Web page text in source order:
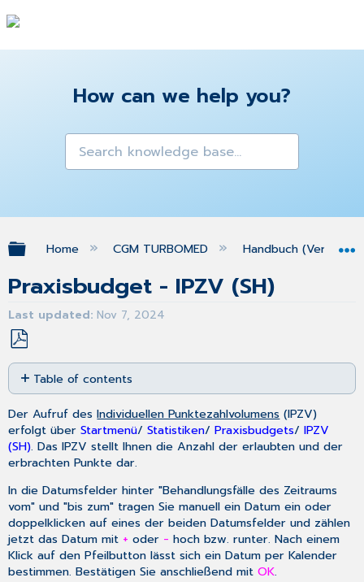
How can we help you?
Expand/collapse global hierarchy
Home CGM TURBOMED Handbuch (Version
Praxisbudget - IPZV (SH)
Last updated Nov 7, 2024
Save
as
PDF
Table of contents
des
Laborbudgets
berechnen
Einstellungen
des
IPZVs
Der Aufruf desIndividuellen Punktezahlvolumens (IPZV)
erfolgt überStartmenü/Statistiken/Praxisbudgets/IPZV
(SH). Das IPZV stellt Ihnen die Anzahl der erlaubten und der
erbrachten Punkte dar.
In die Datumsfelder hinter "Behandlungsfälle des Zeitraums
vom" und "bis zum" tragen Sie manuell ein Datum ein oder
doppelklicken auf eines der beiden Datumsfelder und zählen
jetzt das Datum mit + oder - hoch bzw. runter. Nach einem
Klick auf den Pfeilbutton lässt sich ein Datum per Kalender
bestimmen. Bestätigen Sie anschließend mitOK.